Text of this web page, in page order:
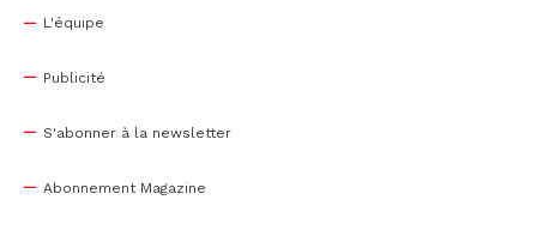
L'équipe
Publicité
S'abonner à la newsletter
Abonnement Magazine